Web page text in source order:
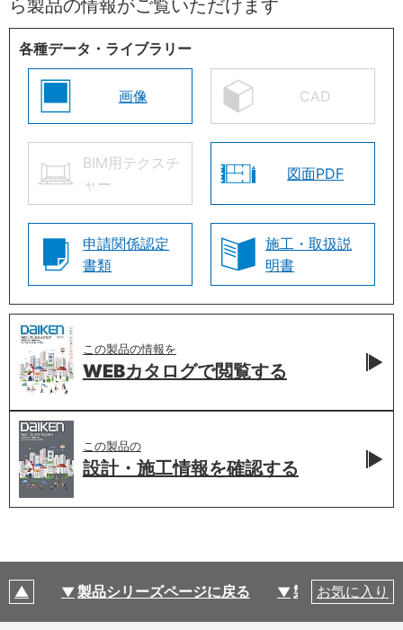
ら製品の情報がご覧いただけます
各種データ・ライブラリー
画像 CAD
BIM用テクスチ
ャー
図面PDF
申請関係認定
書類
施工・取扱説
明書
この製品の情報を
WEBカタログで閲覧する
この製品の
設計・施工情報を確認する
製品シリーズページに戻る 製品仕様
お気に入り